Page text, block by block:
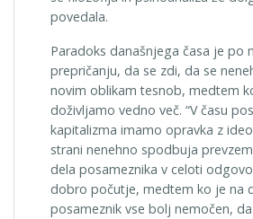
povedala.
Paradoks današnjega časa je po
prepričanju, da se zdi, da se
novim oblikam tesnob, medtem
doživljamo vedno več. “V času
kapitalizma imamo opravka z
strani nenehno spodbuja
dela posameznika v celoti
dobro počutje, medtem ko je na
posameznik vse bolj nemočen,